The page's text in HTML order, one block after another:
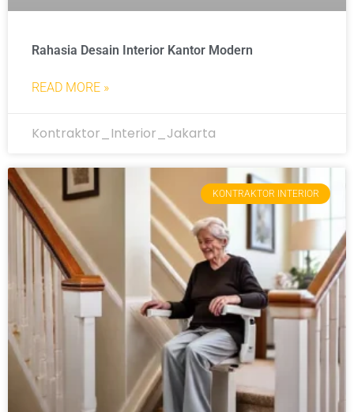
Rahasia Desain Interior Kantor Modern
READ MORE »
Kontraktor_Interior_Jakarta
KONTRAKTOR INTERIOR